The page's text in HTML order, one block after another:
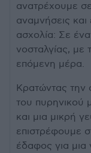
ανατρέχουμε
αναμνήσεις
ασχολία: Σε
νοσταλγίας,
επόμενη μέρα.
Κρατώντας την
του πυρηνικού
και μια μικρή
επιστρέφουμε
έδαφος για